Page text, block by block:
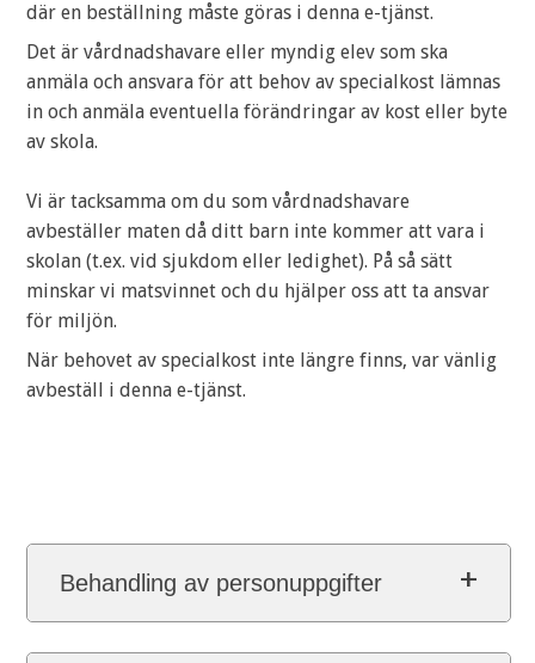
där en beställning måste göras i denna e-tjänst.
Det är vårdnadshavare eller myndig elev som ska
anmäla och ansvara för att behov av specialkost lämnas
in och anmäla eventuella förändringar av kost eller byte
av skola.
Vi är tacksamma om du som vårdnadshavare
avbeställer maten då ditt barn inte kommer att vara i
skolan (t.ex. vid sjukdom eller ledighet). På så sätt
minskar vi matsvinnet och du hjälper oss att ta ansvar
för miljön.
När behovet av specialkost inte längre finns, var vänlig
avbeställ i denna e-tjänst.
Behandling av personuppgifter